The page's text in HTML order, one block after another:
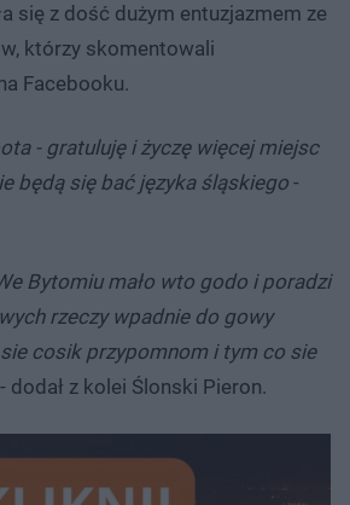
się z dość dużym entuzjazmem ze
którzy skomentowali
Facebooku.
- gratuluję i życzę więcej miejsc
będą się bać języka śląskiego-
Bytomiu mało wto godo i poradzi
rzeczy wpadnie do gowy
cosik przypomnom i tym co sie
dodał z kolei Ślonski Pieron.